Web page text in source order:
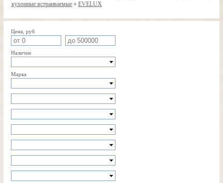
кухонные встраиваемые» EVELUX
Цена, руб
Наличие
Марка